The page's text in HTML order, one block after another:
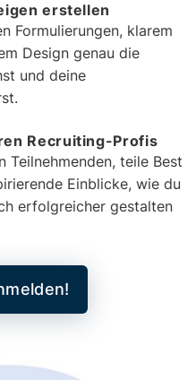
erstellen
Formulierungen, klarem
Design genau die
und deine
Recruiting-Profis
Teilnehmenden, teile Best
Einblicke, wie du
erfolgreicher gestalten